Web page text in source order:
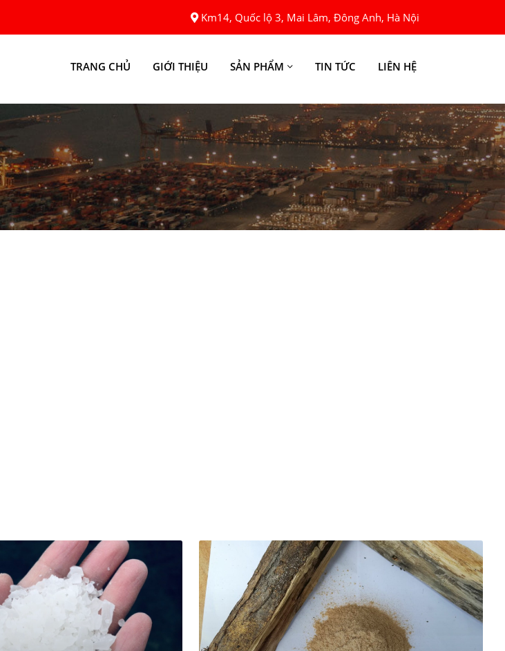
Km14, Quốc lộ 3, Mai Lâm, Đông Anh, Hà Nội
TRANG CHỦ GIỚI THIỆU SẢN PHẨM TIN TỨC LIÊN HỆ